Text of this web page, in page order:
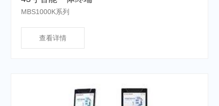
MBS1000K系列
查看详情